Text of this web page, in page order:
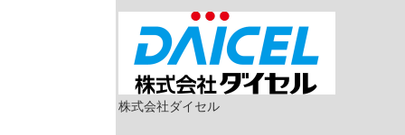
株式会社ダイセル